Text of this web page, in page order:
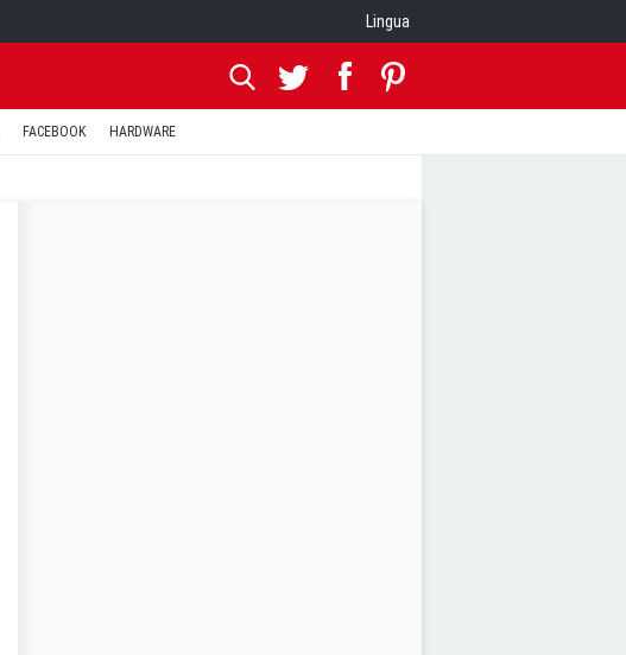
Lingua
FACEBOOK HARDWARE